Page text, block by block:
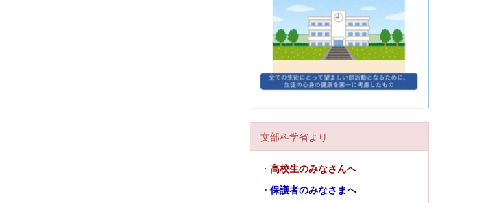
文部科学省より
・ 高校生のみなさんへ
・ 保護者のみなさまへ